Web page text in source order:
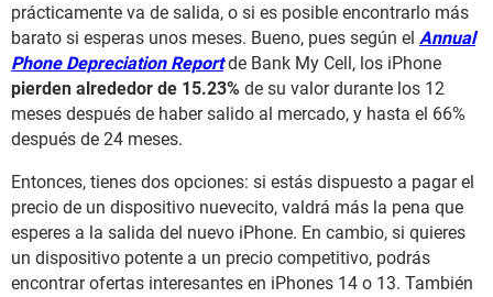
prácticamente va de salida, o si es posible encontrarlo más
barato si esperas unos meses. Bueno, pues según el Annual
Phone Depreciation Reportde Bank My Cell, los iPhone
pierden alrededor de 15.23% de su valor durante los 12
meses después de haber salido al mercado, y hasta el 66%
después de 24 meses.
Entonces, tienes dos opciones: si estás dispuesto a pagar el
precio de un dispositivo nuevecito, valdrá más la pena que
esperes a la salida del nuevo iPhone. En cambio, si quieres
un dispositivo potente a un precio competitivo, podrás
encontrar ofertas interesantes en iPhones 14 o 13. También